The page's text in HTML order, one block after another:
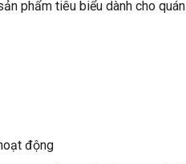
phẩm tiêu biểu dành cho
động